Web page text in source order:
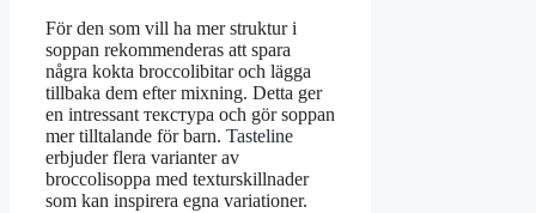
För den som vill ha mer struktur i
soppan rekommenderas att spara
några kokta broccolibitar och lägga
tillbaka dem efter mixning. Detta ger
en intressant текстура och gör soppan
mer tilltalande för barn. Tasteline
erbjuder flera varianter av
broccolisoppa med texturskillnader
som kan inspirera egna variationer.